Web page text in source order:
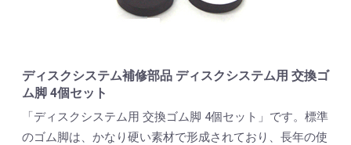
ディスクシステム補修部品 ディスクシステム用 交換ゴ
ム脚 4個セット
「ディスクシステム用 交換ゴム脚 4個セット」です。標準
のゴム脚は、かなり硬い素材で形成されており、長年の使